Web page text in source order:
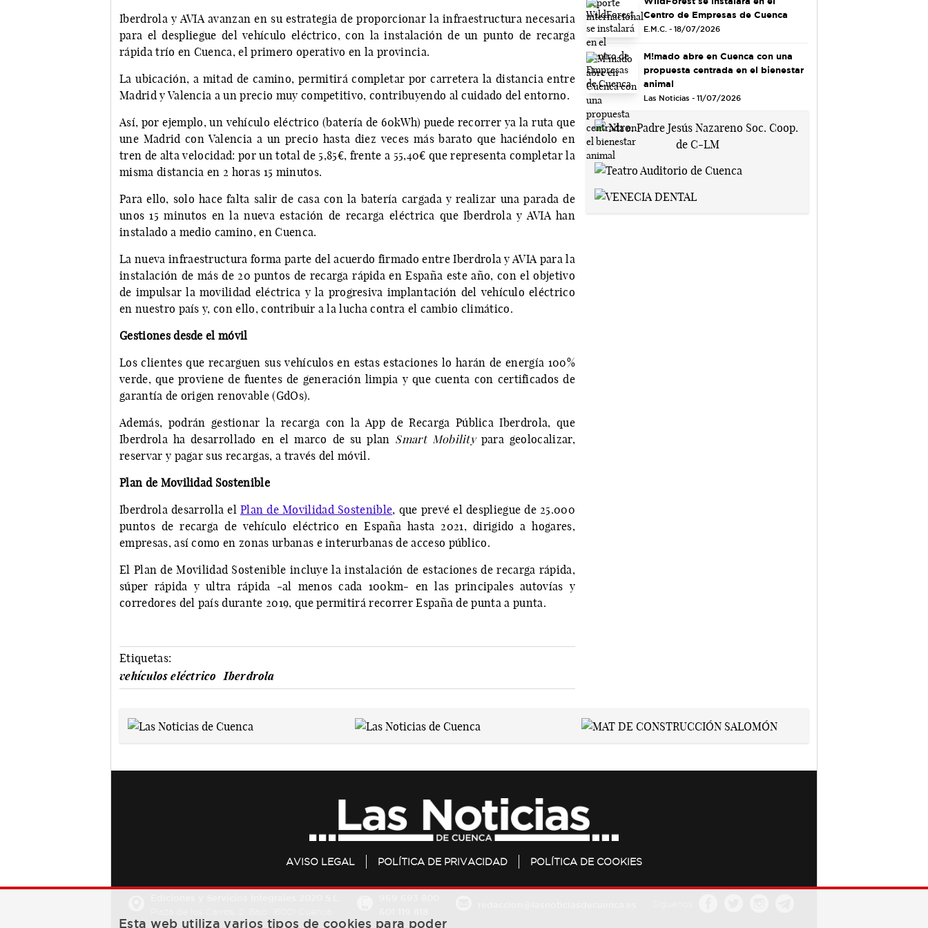
Iberdrola y AVIA avanzan en su estrategia de proporcionar la infraestructura necesaria
para el despliegue del vehículo eléctrico, con la instalación de un punto de recarga
rápida trío en Cuenca, el primero operativo en la provincia.
La ubicación, a mitad de camino, permitirá completar por carretera la distancia entre
Madrid y Valencia a un precio muy competitivo, contribuyendo al cuidado del entorno.
Así, por ejemplo, un vehículo eléctrico (batería de 60kWh) puede recorrer ya la ruta que
une Madrid con Valencia a un precio hasta diez veces más barato que haciéndolo en
tren de alta velocidad: por un total de 5,85€, frente a 55,40€ que representa completar la
misma distancia en 2 horas 15 minutos.
Para ello, solo hace falta salir de casa con la batería cargada y realizar una parada de
unos 15 minutos en la nueva estación de recarga eléctrica que Iberdrola y AVIA han
instalado a medio camino, en Cuenca.
La nueva infraestructura forma parte del acuerdo firmado entre Iberdrola y AVIA para la
instalación de más de 20 puntos de recarga rápida en España este año, con el objetivo
de impulsar la movilidad eléctrica y la progresiva implantación del vehículo eléctrico
en nuestro país y, con ello, contribuir a la lucha contra el cambio climático.
Gestiones desde el móvil
Los clientes que recarguen sus vehículos en estas estaciones lo harán de energía 100%
verde, que proviene de fuentes de generación limpia y que cuenta con certificados de
garantía de origen renovable (GdOs).
Además, podrán gestionar la recarga con la App de Recarga Pública Iberdrola, que
Iberdrola ha desarrollado en el marco de su plan Smart Mobilitypara geolocalizar,
reservar y pagar sus recargas, a través del móvil.
Plan de Movilidad Sostenible
Iberdrola desarrolla el Plan de Movilidad Sostenible, que prevé el despliegue de 25.000
puntos de recarga de vehículo eléctrico en España hasta 2021, dirigido a hogares,
empresas, así como en zonas urbanas e interurbanas de acceso público.
El Plan de Movilidad Sostenible incluye la instalación de estaciones de recarga rápida,
súper rápida y ultra rápida -al menos cada 100km- en las principales autovías y
corredores del país durante 2019, que permitirá recorrer España de punta a punta.
Etiquetas:
vehículos eléctrico
Iberdrola
Centro de Empresas de Cuenca
E.M.C. - 18/07/2026
M!mado abre en Cuenca con una
propuesta centrada en el bienestar
animal
Las Noticias - 11/07/2026
AVISO LEGAL POLÍTICA DE PRIVACIDAD POLÍTICA DE COOKIES
Esta web utiliza varios tipos de cookies para poder